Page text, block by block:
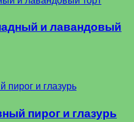
и лавандовый
пирог и глазурь